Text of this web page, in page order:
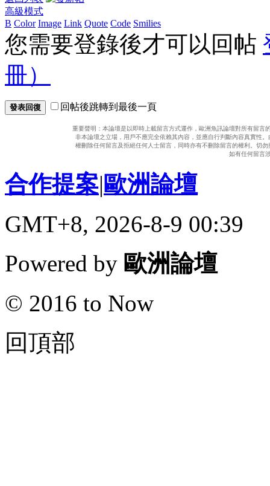
高級模式
B Color Image Link Quote Code Smilies
您需要登錄後才可以回帖
冊）
發表回復 回帖後跳轉到最後一頁
重要聲明：本論壇是以即時上載留言方式運作，歐洲魚訊論壇對所有留
非本論壇之立場，用戶不應完全依賴其內容，並應自行判斷內容真實性
權刪除任何留言及拒絕任何人士留言，同時亦有不刪除留言的權利。切
如有任何留言
合作提案|歐洲論壇
GMT+8, 2026-8-9 00:39
Powered by 歐洲論壇
© 2016 to Now
回頂部